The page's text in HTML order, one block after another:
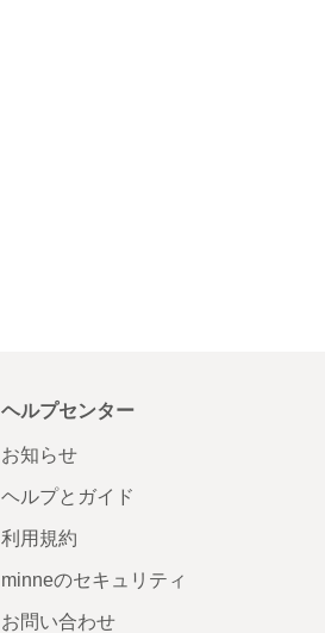
ヘルプセンター
お知らせ
ヘルプとガイド
利用規約
minneのセキュリティ
お問い合わせ